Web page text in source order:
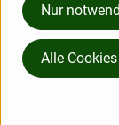
Hersteller:
Deutschland
Spielberger
Nur
Alle